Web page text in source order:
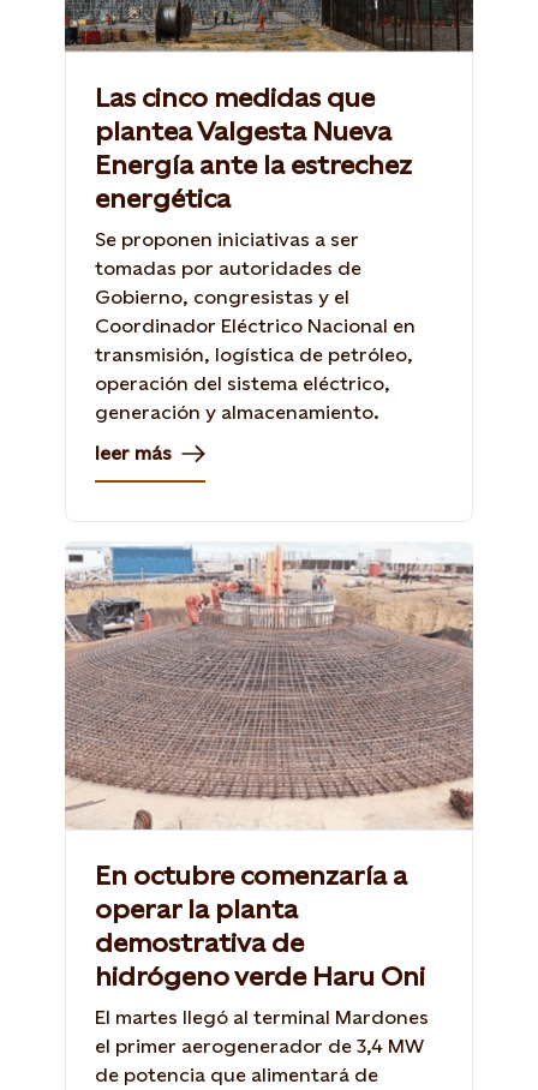
Las cinco medidas que
plantea Valgesta Nueva
Energía ante la estrechez
energética
Se proponen iniciativas a ser
tomadas por autoridades de
Gobierno, congresistas y el
Coordinador Eléctrico Nacional en
transmisión, logística de petróleo,
operación del sistema eléctrico,
generación y almacenamiento.
leer más
En octubre comenzaría a
operar la planta
demostrativa de
hidrógeno verde Haru Oni
El martes llegó al terminal Mardones
el primer aerogenerador de 3,4 MW
de potencia que alimentará de